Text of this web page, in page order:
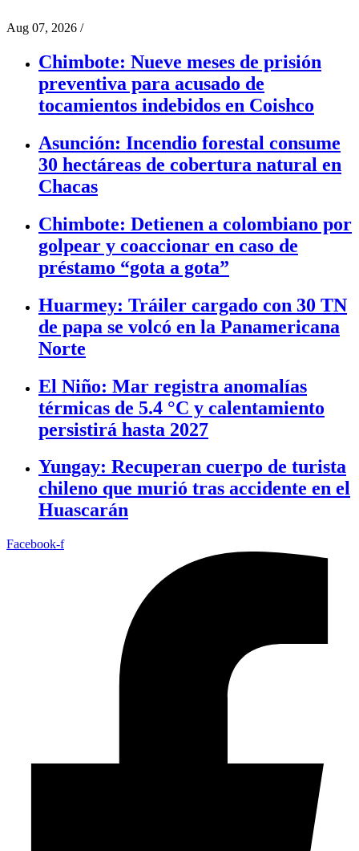
Aug 07, 2026 /
Chimbote: Nueve meses de prisión
preventiva para acusado de
tocamientos indebidos en Coishco
Asunción: Incendio forestal consume
30 hectáreas de cobertura natural en
Chacas
Chimbote: Detienen a colombiano por
golpear y coaccionar en caso de
préstamo “gota a gota”
Huarmey: Tráiler cargado con 30 TN
de papa se volcó en la Panamericana
Norte
El Niño: Mar registra anomalías
térmicas de 5.4 °C y calentamiento
persistirá hasta 2027
Yungay: Recuperan cuerpo de turista
chileno que murió tras accidente en el
Huascarán
Facebook-f